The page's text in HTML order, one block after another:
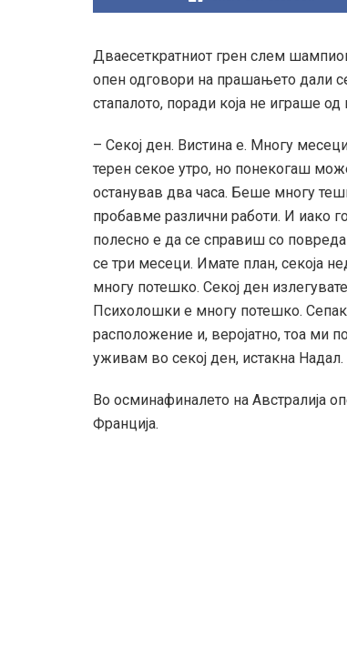
Дваесеткратниот грен слем
опен одговори на прашањето дали
стапалото, поради која не играше од
– Секој ден. Вистина е. Многу
терен секое утро, но понекогаш
останував два часа. Беше многу
пробавме различни работи. И иако
полесно е да се справиш со
се три месеци. Имате план, секоја
многу потешко. Секој ден
Психолошки е многу потешко.
расположение и, веројатно, тоа ми
уживам во секој ден, истакна Надал.
Во осминафиналето на Австралија
Франција.